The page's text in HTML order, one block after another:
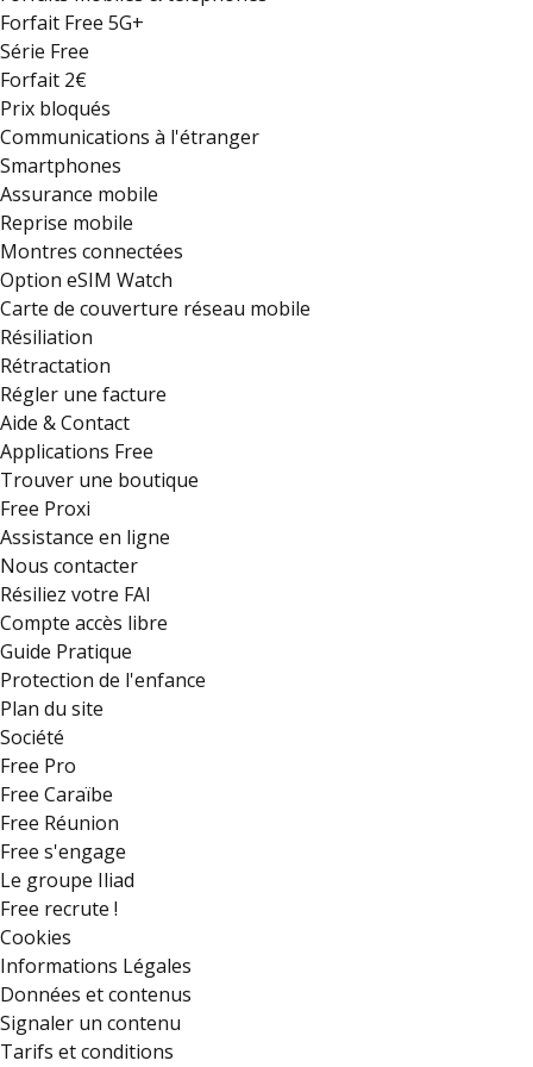
Forfait Free 5G+
Série Free
Forfait 2€
Prix bloqués
Communications à l'étranger
Smartphones
Assurance mobile
Reprise mobile
Montres connectées
Option eSIM Watch
Carte de couverture réseau mobile
Résiliation
Rétractation
Régler une facture
Aide & Contact
Applications Free
Trouver une boutique
Free Proxi
Assistance en ligne
Nous contacter
Résiliez votre FAI
Compte accès libre
Guide Pratique
Protection de l'enfance
Plan du site
Société
Free Pro
Free Caraïbe
Free Réunion
Free s'engage
Le groupe Iliad
Free recrute !
Cookies
Informations Légales
Données et contenus
Signaler un contenu
Tarifs et conditions